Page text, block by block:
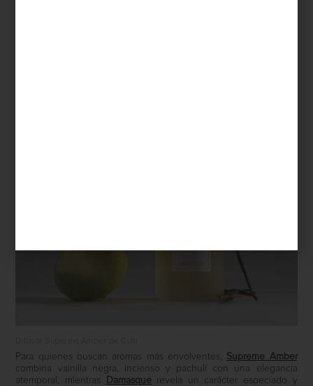
Para quienes buscan aromas más envolventes, Supreme Amber
combina vainilla negra, incienso y pachulí con una elegancia
atemporal, mientras
Damasquerevela un carácter especiado y